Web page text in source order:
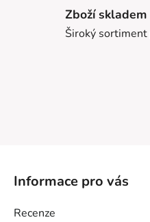
Zboží skladem
Široký
Informace pro vás
Recenze